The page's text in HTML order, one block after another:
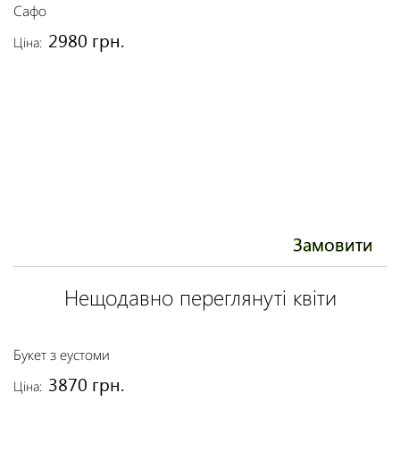
Сафо
Ціна: 2980 грн.
Замовити
Нещодавно переглянуті квіти
Букет з еустоми
Ціна: 3870 грн.